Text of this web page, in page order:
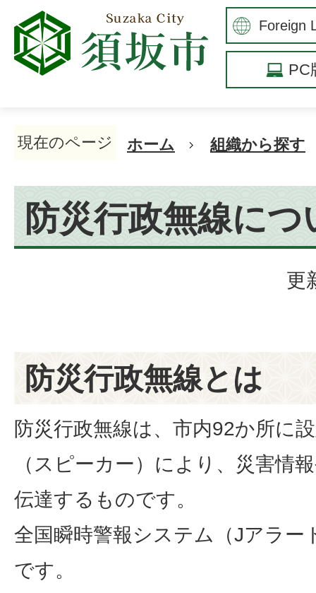
PC
現在のページ ホーム 組織から探す
防災行政無線につ
更
防災行政無線とは
防災行政無線は、市内92か所に
（スピーカー）により、災害情
伝達するものです。
全国瞬時警報システム（Jアラー
です。